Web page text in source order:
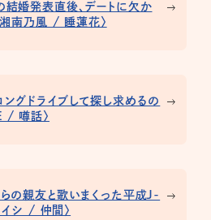
婚発表直後、デートに欠か
湘南乃風 / 睡蓮花〉
グドライブして探し求めるの
/ 噂話〉
の親友と歌いまくった平成J-
イシ / 仲間〉